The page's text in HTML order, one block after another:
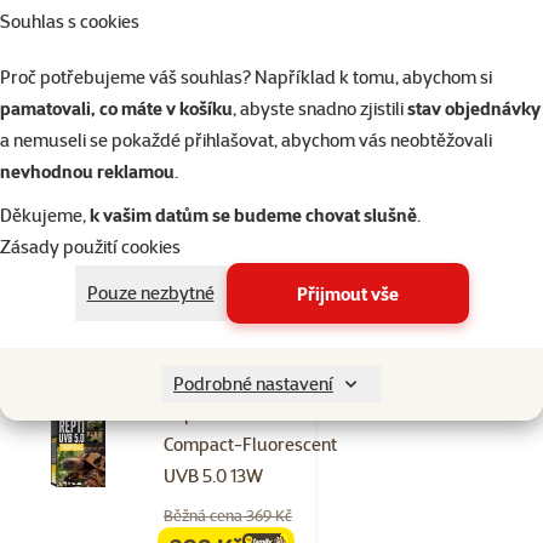
Souhlas s cookies
Proč potřebujeme váš souhlas? Například k tomu, abychom si
pamatovali, co máte v košíku, abyste snadno zjistilistav objednávky
a nemuseli se pokaždé přihlašovat, abychom vás neobtěžovali
nevhodnou reklamou.
Děkujeme,k vašim datům se budeme chovat slušně.
Zásady použití cookies
Pouze nezbytné
Přijmout vše
Podrobné nastavení
75W
Běžná cena 89 Kč
family
69 Kč
do košíku
Compact-Fluorescent
UVB 5.0 13W
Hodnocení 100%, počet hodnocení: 2
hodnocení
Běžná cena 369 Kč